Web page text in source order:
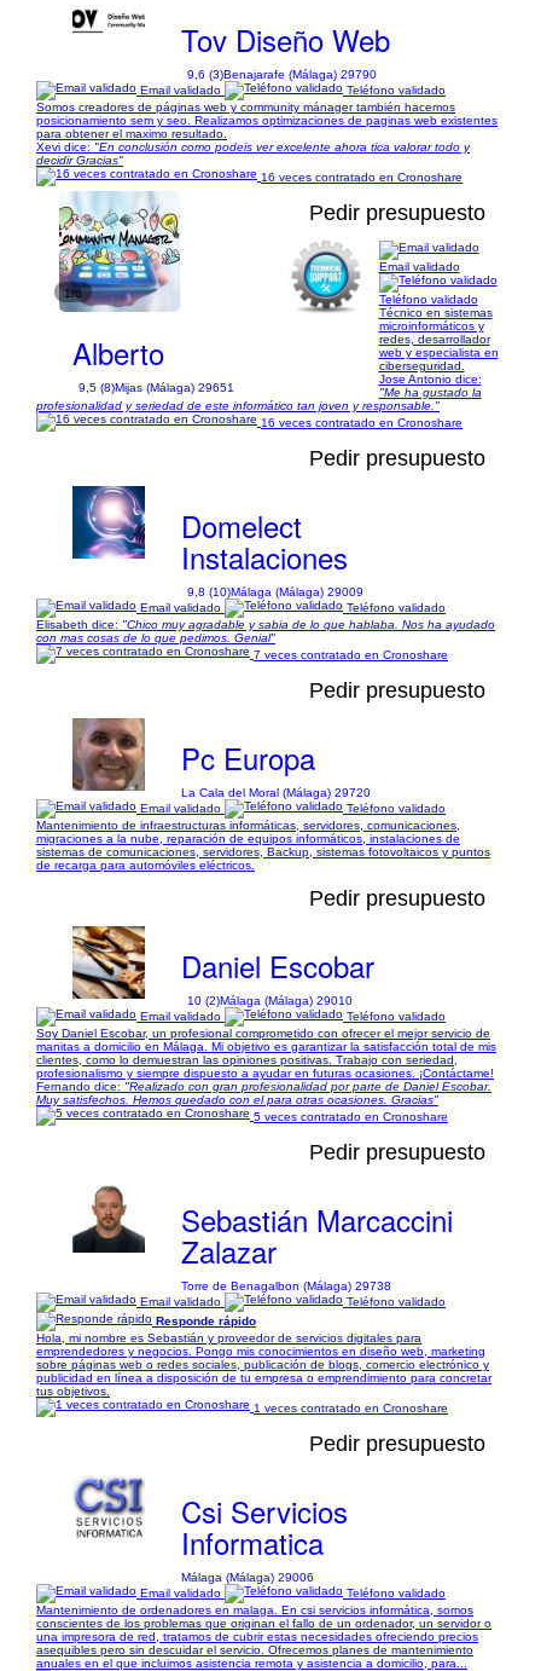
Tov Diseño Web
9,6 (3)Benajarafe (Málaga) 29790
Email validado
Teléfono validado
Somos creadores de páginas web y community mánager también hacemos
posicionamiento sem y seo. Realizamos optimizaciones de paginas web existentes
para obtener el maximo resultado.
Xevi dice: "En conclusión como podeis ver excelente ahora tica valorar todo y
decidir Gracias"
16 veces contratado en Cronoshare
1/6
Pedir presupuesto
Alberto
9,5 (8)Mijas (Málaga) 29651
Email validado
Teléfono validado
Técnico en sistemas
microinformáticos y
redes, desarrollador
web y especialista en
ciberseguridad.
Jose Antonio dice:
"Me ha gustado la
profesionalidad y seriedad de este informático tan joven y responsable."
16 veces contratado en Cronoshare
Pedir presupuesto
Domelect
Instalaciones
9,8 (10)Málaga (Málaga) 29009
Email validado
Teléfono validado
Elisabeth dice: "Chico muy agradable y sabia de lo que hablaba. Nos ha ayudado
con mas cosas de lo que pedimos. Genial"
7 veces contratado en Cronoshare
Pedir presupuesto
Pc Europa
La Cala del Moral (Málaga) 29720
Email validado
Teléfono validado
Mantenimiento de infraestructuras informáticas, servidores, comunicaciones,
migraciones a la nube, reparación de equipos informáticos, instalaciones de
sistemas de comunicaciones, servidores, Backup, sistemas fotovoltaicos y puntos
de recarga para automóviles eléctricos.
Pedir presupuesto
Daniel Escobar
10 (2)Málaga (Málaga) 29010
Email validado
Teléfono validado
Soy Daniel Escobar, un profesional comprometido con ofrecer el mejor servicio de
manitas a domicilio en Málaga. Mi objetivo es garantizar la satisfacción total de mis
clientes, como lo demuestran las opiniones positivas. Trabajo con seriedad,
profesionalismo y siempre dispuesto a ayudar en futuras ocasiones. ¡Contáctame!
Fernando dice: "Realizado con gran profesionalidad por parte de Daniel Escobar.
Muy satisfechos. Hemos quedado con el para otras ocasiones. Gracias"
5 veces contratado en Cronoshare
Pedir presupuesto
Sebastián Marcaccini
Zalazar
Torre de Benagalbon (Málaga) 29738
Email validado
Teléfono validado
Responde rápido
Hola, mi nombre es Sebastián y proveedor de servicios digitales para
emprendedores y negocios. Pongo mis conocimientos en diseño web, marketing
sobre páginas web o redes sociales, publicación de blogs, comercio electrónico y
publicidad en línea a disposición de tu empresa o emprendimiento para concretar
tus objetivos.
1 veces contratado en Cronoshare
Pedir presupuesto
Csi Servicios
Informatica
Málaga (Málaga) 29006
Email validado
Teléfono validado
Mantenimiento de ordenadores en malaga. En csi servicios informática, somos
conscientes de los problemas que originan el fallo de un ordenador, un servidor o
una impresora de red, tratamos de cubrir estas necesidades ofreciendo precios
asequibles pero sin descuidar el servicio. Ofrecemos planes de mantenimiento
anuales en el que incluimos asistencia remota y asistencia a domicilio, para...